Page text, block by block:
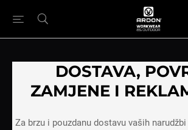
DOSTAVA,
ZAMJENE I
Za brzu i pouzdanu dostavu vaših